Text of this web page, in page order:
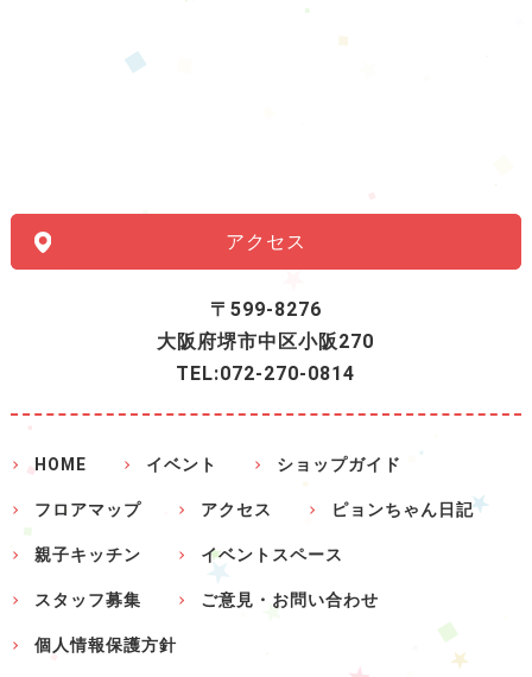
アクセス
〒599-8276
大阪府堺市中区小阪270
TEL:072-270-0814
HOME イベント ショップガイド
フロアマップ アクセス ピョンちゃん日記
親子キッチン イベントスペース
スタッフ募集 ご意見・お問い合わせ
個人情報保護方針